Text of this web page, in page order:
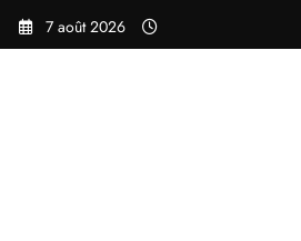
Aller
7 août 2026